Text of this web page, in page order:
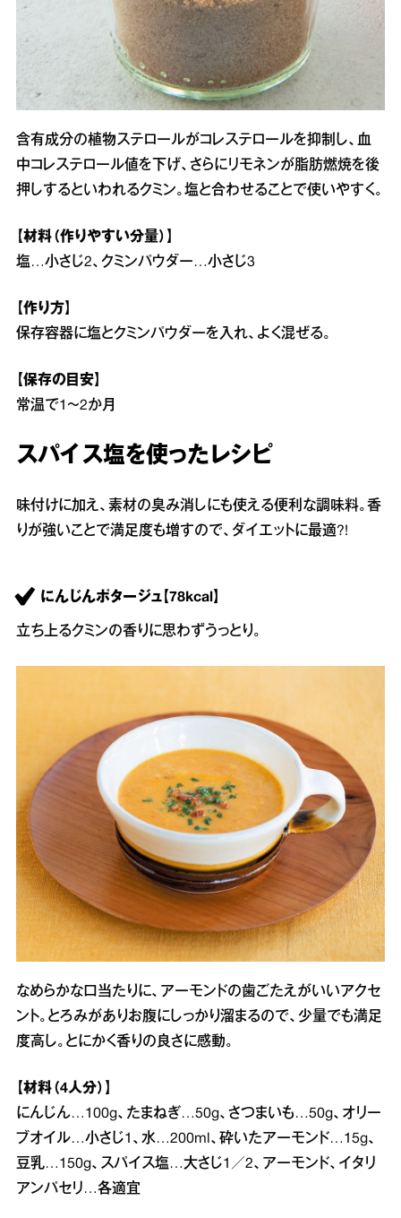
含有成分の植物ステロールがコレステロールを抑制し、血
中コレステロール値を下げ、さらにリモネンが脂肪燃焼を後
押しするといわれるクミン。塩と合わせることで使いやすく。
【材料（作りやすい分量）】
塩…小さじ2、クミンパウダー…小さじ3
【作り方】
保存容器に塩とクミンパウダーを入れ、よく混ぜる。
【保存の目安】
常温で1～2か月
スパイス塩を使ったレシピ
味付けに加え、素材の臭み消しにも使える便利な調味料。香
りが強いことで満足度も増すので、ダイエットに最適?!
にんじんポタージュ【78kcal】
立ち上るクミンの香りに思わずうっとり。
なめらかな口当たりに、アーモンドの歯ごたえがいいアクセ
ント。とろみがありお腹にしっかり溜まるので、少量でも満足
度高し。とにかく香りの良さに感動。
【材料（4人分）】
にんじん…100g、たまねぎ…50g、さつまいも…50g、オリー
ブオイル…小さじ1、水…200ml、砕いたアーモンド…15g、
豆乳…150g、スパイス塩…大さじ1／2、アーモンド、イタリ
アンパセリ…各適宜